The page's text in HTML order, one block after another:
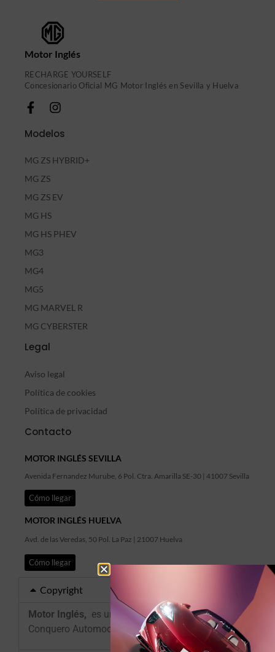
Motor Inglés
RECHARGE YOURSELF
Concesionario Oficial MG Motor Inglés en Sevilla y Huelva
Modelos
MG ZS HYBRID+
MG ZS
MG ZS EV
MG HS
MG HS PHEV
MG3
MG4
MG5
MG MARVEL R
MG CYBERSTER
Legal
Aviso legal
Política de cookies
Política de privacidad
Contacto
MOTOR INGLÉS SEVILLA
Avenida Fernandez Murube, 6 Pol. Ctra. Amarilla SE-30 | 41007 Sevilla
Cómo llegar
MOTOR INGLÉS HUELVA
Avd. de las Veredas, 50 Pol. La Paz | 21007 Huelva
Cómo llegar
Copyright
Motor Inglés, es un concesionario del Grupo
Conquero Automoción.